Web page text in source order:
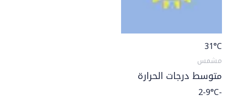
31°C
مشمس
متوسط درجات الحرارة
-2-9°C